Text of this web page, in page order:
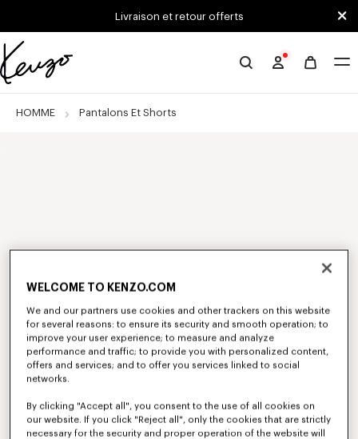
Skip to main content
Skip to footer contentLivraison et retour offerts
Site
KENZO
HOMME Pantalons Et Shorts
WELCOME TO KENZO.COM
We and our partners use cookies and other trackers on this website
for several reasons: to ensure its security and smooth operation; to
improve your user experience; to measure and analyze
performance and traffic; to provide you with personalized content,
offers and services; and to offer you services linked to social
networks.
By clicking "Accept all", you consent to the use of all cookies on
our website. If you click "Reject all", only the cookies that are strictly
necessary for the security and proper operation of the website will